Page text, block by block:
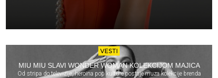
VESTI
MIU MIU SLAVI WONDER WOMAN KOLEKCIJOM MAJICA
Od stripa do televizije, heroina pop kulture postaje muza kolekcije brenda